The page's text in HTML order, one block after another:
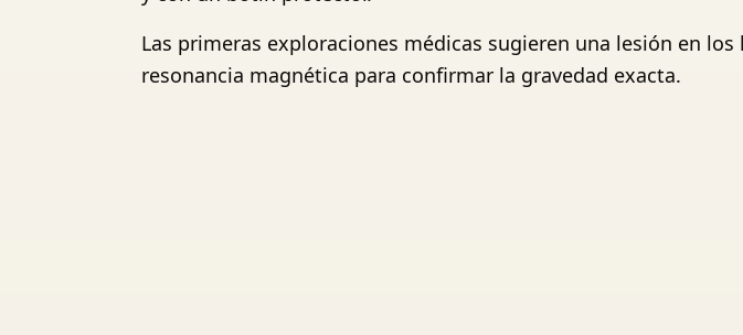
Las primeras exploraciones médicas sugieren una lesión en
resonancia magnética para confirmar la gravedad exacta.